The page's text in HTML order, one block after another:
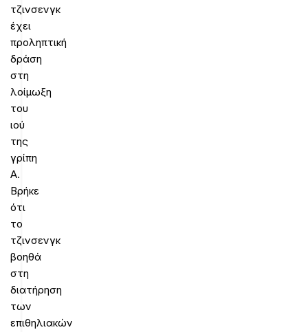
τζινσενγκ
έχει
προληπτική
δράση
στη
λοίμωξη
του
ιού
της
γρίπη
Α.
Βρήκε
ότι
το
τζινσενγκ
βοηθά
στη
διατήρηση
των
επιθηλιακών